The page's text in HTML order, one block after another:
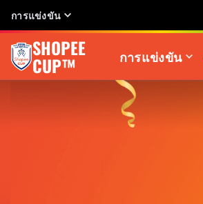
การแข่งขัน
SHOPEE
CUP™ การแข่งขัน